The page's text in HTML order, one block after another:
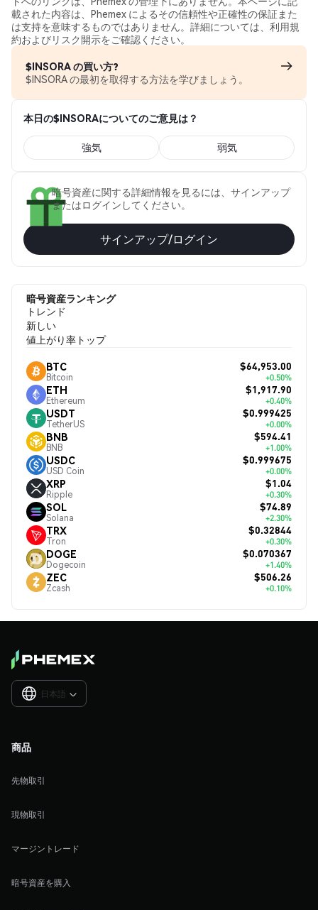
載された内容は、Phemex によるその信頼性や正確性の保証また
は支持を意味するものではありません。詳細については、利用規
約およびリスク開示をご確認ください。
$INSORA の買い方?
$INSORA の最初を取得する方法を学びましょう。
本日の$INSORAについてのご意見は？
強気 弱気
暗号資産に関する詳細情報を見るには、サインアップ
またはログインしてください。
サインアップ/ログイン
暗号資産ランキング
トレンド
新しい
値上がり率トップ
BTC
Bitcoin
$64,953.00
+0.50%
ETH
Ethereum
$1,917.90
+0.40%
USDT
TetherUS
$0.999425
+0.00%
BNB
BNB
$594.41
+1.00%
USDC
USD Coin
$0.999675
+0.00%
XRP
Ripple
$1.04
+0.30%
SOL
Solana
$74.89
+2.30%
TRX
Tron
$0.32844
+0.30%
DOGE
Dogecoin
$0.070367
+1.40%
ZEC
Zcash
$506.26
+0.10%
日本語 
商品
先物取引
現物取引
マージントレード
暗号資産を購入